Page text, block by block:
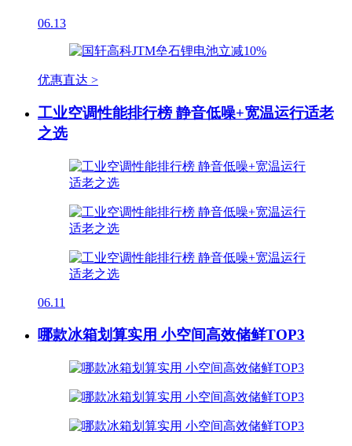
06.13
优惠直达 >
工业空调性能排行榜 静音低噪+宽温运行适老
之选
06.11
哪款冰箱划算实用 小空间高效储鲜TOP3